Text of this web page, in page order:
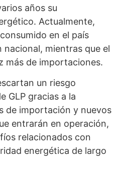
años su
Actualmente,
en el país
mientras que el
más de importaciones.
un riesgo
GLP gracias a la
de importación y nuevos
entrarán en operación,
relacionados con
energética de largo